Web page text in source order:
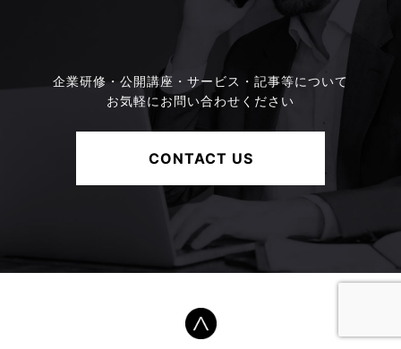
企業研修・公開講座・サービス・記事等について
お気軽にお問い合わせください
CONTACT US